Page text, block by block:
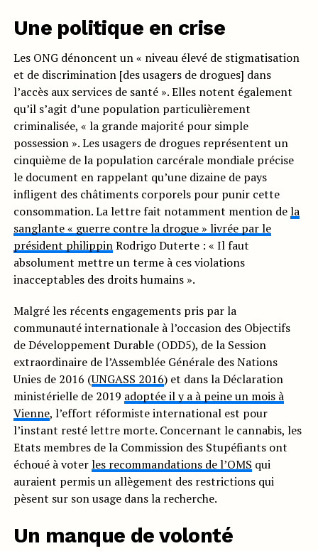
Une politique en crise
Les ONG dénoncent un « niveau élevé de stigmatisation
et de discrimination [des usagers de drogues] dans
l’accès aux services de santé ». Elles notent également
qu’il s’agit d’une population particulièrement
criminalisée, « la grande majorité pour simple
possession ». Les usagers de drogues représentent un
cinquième de la population carcérale mondiale précise
le document en rappelant qu’une dizaine de pays
infligent des châtiments corporels pour punir cette
consommation. La lettre fait notamment mention dela
sanglante « guerre contre la drogue » livrée par le
président philippinRodrigo Duterte : « Il faut
absolument mettre un terme à ces violations
inacceptables des droits humains ».
Malgré les récents engagements pris par la
communauté internationale à l’occasion des Objectifs
de Développement Durable (ODD5), de la Session
extraordinaire de l’Assemblée Générale des Nations
Unies de 2016 (UNGASS 2016) et dans la Déclaration
ministérielle de 2019 adoptée il y a à peine un mois à
Vienne, l’effort réformiste international est pour
l’instant resté lettre morte. Concernant le cannabis, les
Etats membres de la Commission des Stupéfiants ont
échoué à voterles recommandations de l’OMS qui
auraient permis un allègement des restrictions qui
pèsent sur son usage dans la recherche.
Un manque de volonté